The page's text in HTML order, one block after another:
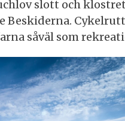
slott och
Beskiderna.
såväl som